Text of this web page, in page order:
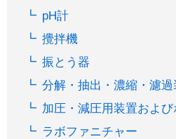
pH計
攪拌機
振とう器
分解・抽出・濃縮・濾過
加圧・減圧用装置およ
ラボファニチャー